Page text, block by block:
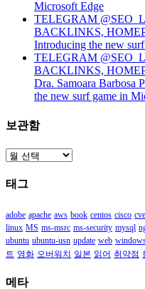
Microsoft Edge
TELEGRAM
BACKLINKS,
Introducing the new
TELEGRAM
BACKLINKS,
Dra. Samoara Barbosa
the new surf game in
보관함
보
함
태그
adobe apache aws book centos cisco cve
linux MS ms-msrc ms-security mysql
ubuntu ubuntu-usn update web
트 영화 오버워치 일본 읽어 취약점
메타